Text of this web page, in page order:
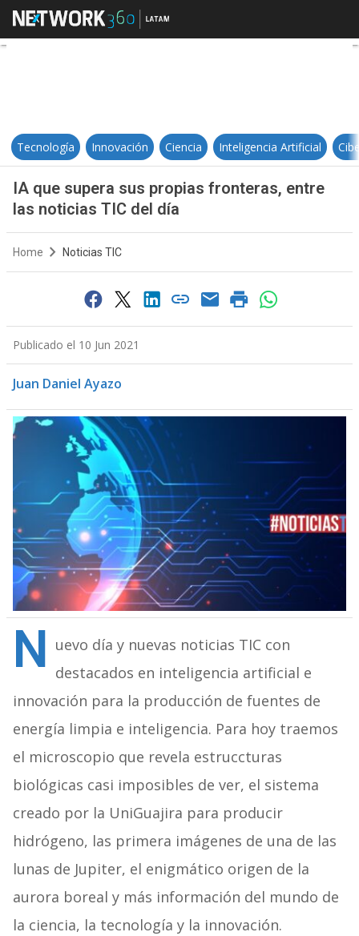
IA que supera sus propias
Tecnología Innovación Ciencia Inteligencia Artificial
IA que supera sus propias fronteras, entre
las noticias TIC del día
Home Noticias TIC
Publicado el 10 Jun 2021
Juan Daniel Ayazo
N uevo día y nuevas noticias TIC con
destacados en inteligencia artificial e
innovación para la producción de fuentes de
energía limpia e inteligencia. Para hoy traemos
el microscopio que revela estruccturas
biológicas casi imposibles de ver, el sistema
creado por la UniGuajira para producir
hidrógeno, las primera imágenes de una de las
lunas de Jupiter, el enigmático origen de la
aurora boreal y más información del mundo de
la ciencia, la tecnología y la innovación.